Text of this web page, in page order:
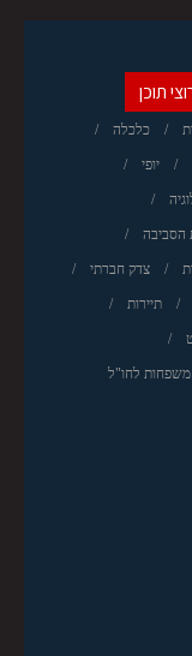
תוכן
כלכלה
יופי
הסביבה
צדק חברתי
תיירות
משפחות לחו"ל